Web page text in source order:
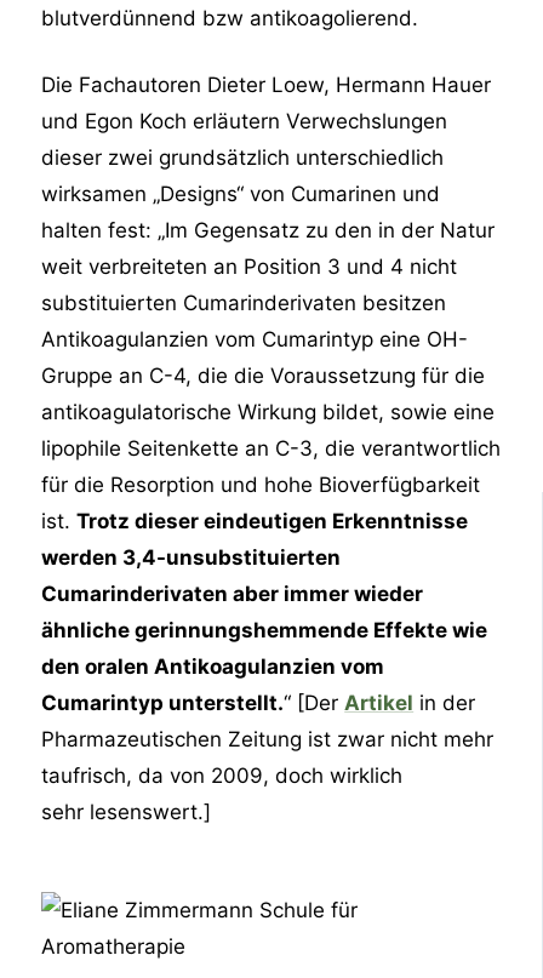
blutverdünnend bzw antikoagolierend.
Die Fachautoren Dieter Loew, Hermann Hauer
und Egon Koch erläutern Verwechslungen
dieser zwei grundsätzlich unterschiedlich
wirksamen „Designs“ von Cumarinen und
halten fest: „Im Gegensatz zu den in der Natur
weit verbreiteten an Position 3 und 4 nicht
substituierten Cumarinderivaten besitzen
Antikoagulanzien vom Cumarintyp eine OH-
Gruppe an C-4, die die Voraussetzung für die
antikoagulatorische Wirkung bildet, sowie eine
lipophile Seitenkette an C-3, die verantwortlich
für die Resorption und hohe Bioverfügbarkeit
ist.Trotz dieser eindeutigen Erkenntnisse
werden 3,4-unsubstituierten
Cumarinderivaten aber immer wieder
ähnliche gerinnungshemmende Effekte wie
den oralen Antikoagulanzien vom
Cumarintyp unterstellt.“ [DerArtikel in der
Pharmazeutischen Zeitung ist zwar nicht mehr
taufrisch, da von 2009, doch wirklich
sehr lesenswert.]